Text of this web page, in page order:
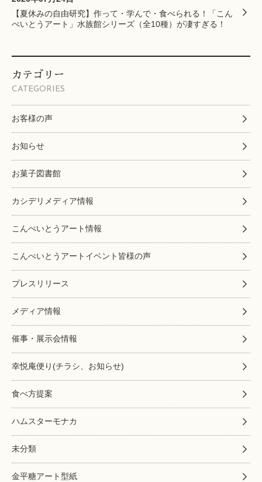
【夏休みの自由研究】作って・学んで・食べられる！「こん
ぺいとうアート」水族館シリーズ（全10種）が凄すぎる！
カテゴリー
CATEGORIES
お客様の声
お知らせ
お菓子図書館
カシデリメディア情報
こんぺいとうアート情報
こんぺいとうアートイベント皆様の声
プレスリリース
メディア情報
催事・展示会情報
幸悦庵便り(チラシ、お知らせ)
食べ方提案
ハムスターモナカ
未分類
金平糖アート型紙